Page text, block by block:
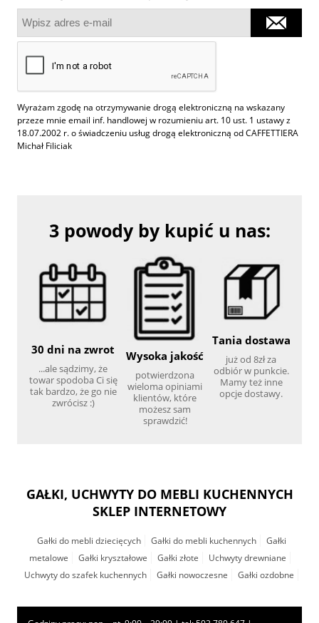
Wyrażam zgodę na otrzymywanie drogą elektroniczną na wskazany
przeze mnie email inf. handlowej w rozumieniu art. 10 ust. 1 ustawy z
18.07.2002 r. o świadczeniu usług drogą elektroniczną od CAFFETTIERA
Michał Filiciak
3 powody by kupić u nas:
30 dni na zwrot
...ale sądzimy, że
towar spodoba Ci się
tak bardzo, że go nie
zwrócisz :)
Wysoka jakość
potwierdzona
wieloma opiniami
klientów, które
możesz sam
sprawdzić!
Tania dostawa
już od 8zł za
odbiór w punkcie.
Mamy też inne
opcje dostawy.
GAŁKI, UCHWYTY DO MEBLI KUCHENNYCH
SKLEP INTERNETOWY
Gałki do mebli dziecięcych Gałki do mebli kuchennych
Gałki
metalowe
Gałki kryształowe Gałki złote
Uchwyty drewniane
Uchwyty do szafek kuchennych
Gałki nowoczesne Gałki ozdobne